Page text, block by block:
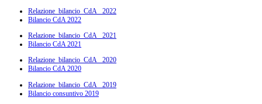
Relazione_bilancio_CdA_ 2022
Bilancio CdA 2022
Relazione_bilancio_CdA_ 2021
Bilancio CdA 2021
Relazione_bilancio_CdA_ 2020
Bilancio CdA 2020
Relazione_bilancio_CdA_ 2019
Bilancio consuntivo 2019